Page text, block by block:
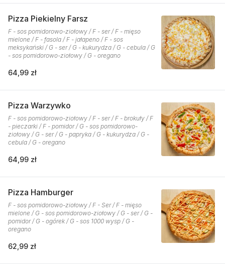
Pizza Piekielny Farsz
F - sos pomidorowo-ziołowy / F - ser / F - mięso
mielone / F - fasola / F - jałapeno / F - sos
meksykański / G - ser / G - kukurydza / G - cebula / G
- sos pomidorowo-ziołowy / G - oregano
64,99 zł
Pizza Warzywko
F - sos pomidorowo-ziołowy / F - ser / F - brokuły / F
- pieczarki / F - pomidor / G - sos pomidorowo-
ziołowy / G - ser / G - papryka / G - kukurydza / G -
cebula / G - oregano
64,99 zł
Pizza Hamburger
F - sos pomidorowo-ziołowy / F - Ser / F - mięso
mielone / G - sos pomidorowo-ziołowy / G - ser / G -
pomidor / G - ogórek / G - sos 1000 wysp / G -
oregano
62,99 zł